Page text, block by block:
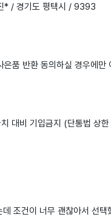
* / 경기도 평택시 / 9393
품 반환 동의하실 경우에만
대비 기입금지 (단통법 상
조건이 너무 괜찮아서 선택